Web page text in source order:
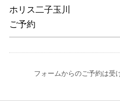
ホリス二子玉川
ご予約
フォームからのご予約は受